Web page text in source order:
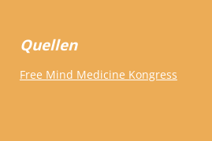
Quellen
Free Mind Medicine Kongress